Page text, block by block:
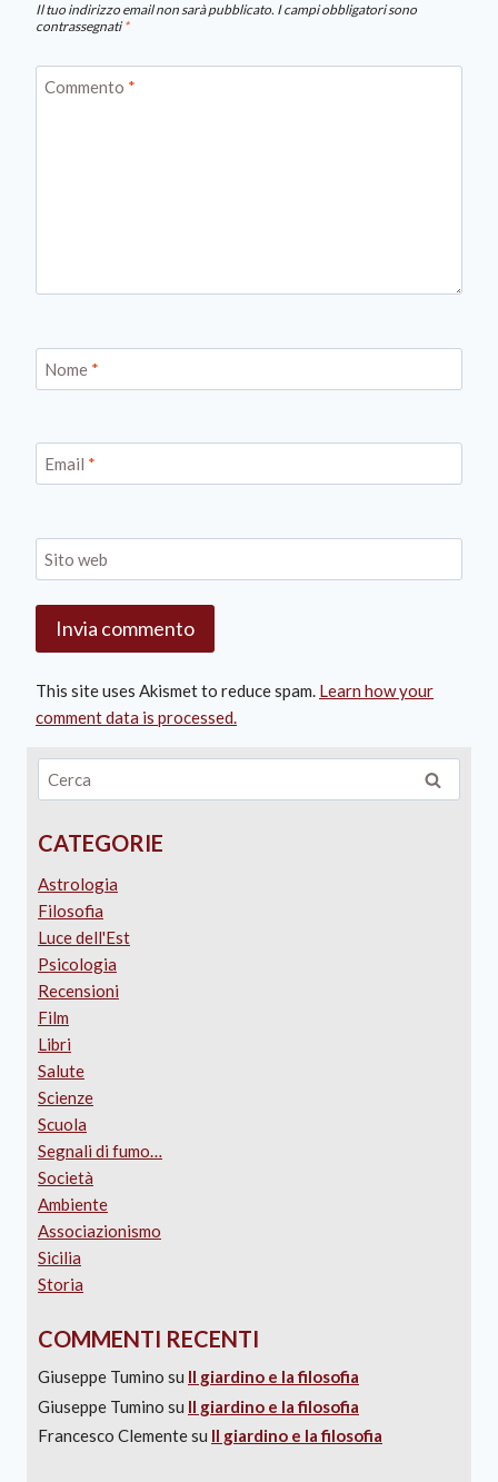
Il tuo indirizzo email non sarà pubblicato. I campi obbligatori sono
contrassegnati*
Commento *
Nome *
Email *
Sito web
This site uses Akismet to reduce spam. Learn how your
comment data is processed.
CATEGORIE
Astrologia
Filosofia
Luce dell'Est
Psicologia
Recensioni
Film
Libri
Salute
Scienze
Scuola
Segnali di fumo…
Società
Ambiente
Associazionismo
Sicilia
Storia
COMMENTI RECENTI
Giuseppe Tumino su Il giardino e la filosofia
Giuseppe Tumino su Il giardino e la filosofia
Francesco Clementesu Il giardino e la filosofia